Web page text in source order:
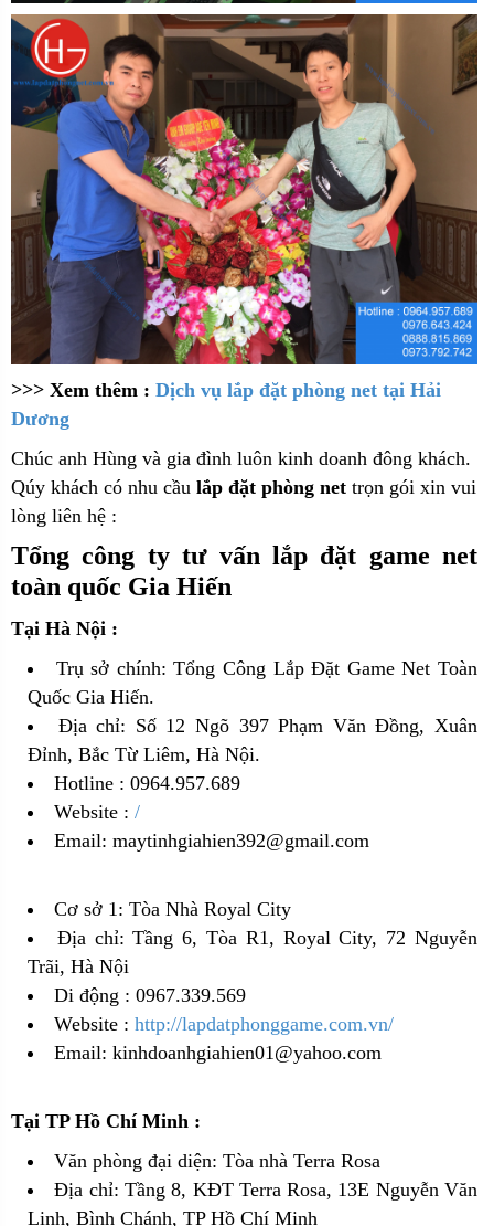
>>> Xem thêm : Dịch vụ lắp đặt phòng net tại Hải
Dương
Chúc anh Hùng và gia đình luôn kinh doanh đông khách.
Qúy khách có nhu cầu lắp đặt phòng net trọn gói xin vui
lòng liên hệ :
Tổng công ty tư vấn lắp đặt game net
toàn quốc Gia Hiến
Tại Hà Nội :
Trụ sở chính: Tổng Công Lắp Đặt Game Net Toàn
Quốc Gia Hiến.
Địa chỉ: Số 12 Ngõ 397 Phạm Văn Đồng, Xuân
Đỉnh, Bắc Từ Liêm, Hà Nội.
Hotline : 0964.957.689
Website : /
Email: maytinhgiahien392@gmail.com
Cơ sở 1: Tòa Nhà Royal City
Địa chỉ: Tầng 6, Tòa R1, Royal City, 72 Nguyễn
Trãi, Hà Nội
Di động : 0967.339.569
Website : http://lapdatphonggame.com.vn/
Email: kinhdoanhgiahien01@yahoo.com
Tại TP Hồ Chí Minh :
Văn phòng đại diện: Tòa nhà Terra Rosa
Địa chỉ: Tầng 8, KĐT Terra Rosa, 13E Nguyễn Văn
Linh, Bình Chánh, TP Hồ Chí Minh